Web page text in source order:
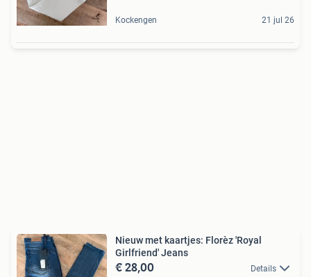
Kockengen 21 jul 26
Nieuw met kaartjes: Florèz 'Royal
Girlfriend' Jeans
€ 28,00 Details